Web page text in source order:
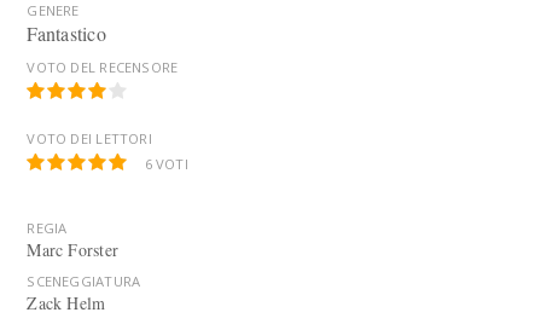
GENERE
Fantastico
VOTO DEL RECENSORE
VOTO DEI LETTORI
6VOTI
REGIA
Marc Forster
SCENEGGIATURA
Zack Helm